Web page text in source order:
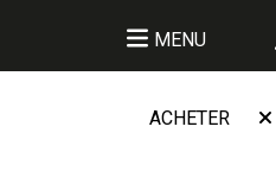
MENU
ACHETER